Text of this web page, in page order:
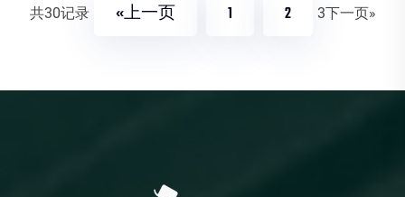
共30记录 «上一页 1 2 3下一页»